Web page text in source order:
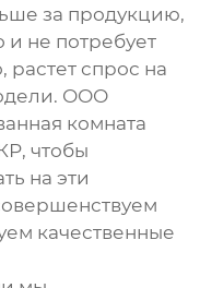
за продукцию,
и не потребует
растет спрос на
ООО
комната
чтобы
на эти
качественные